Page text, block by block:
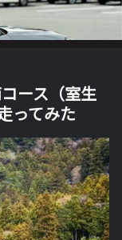
ース（室生
ってみた